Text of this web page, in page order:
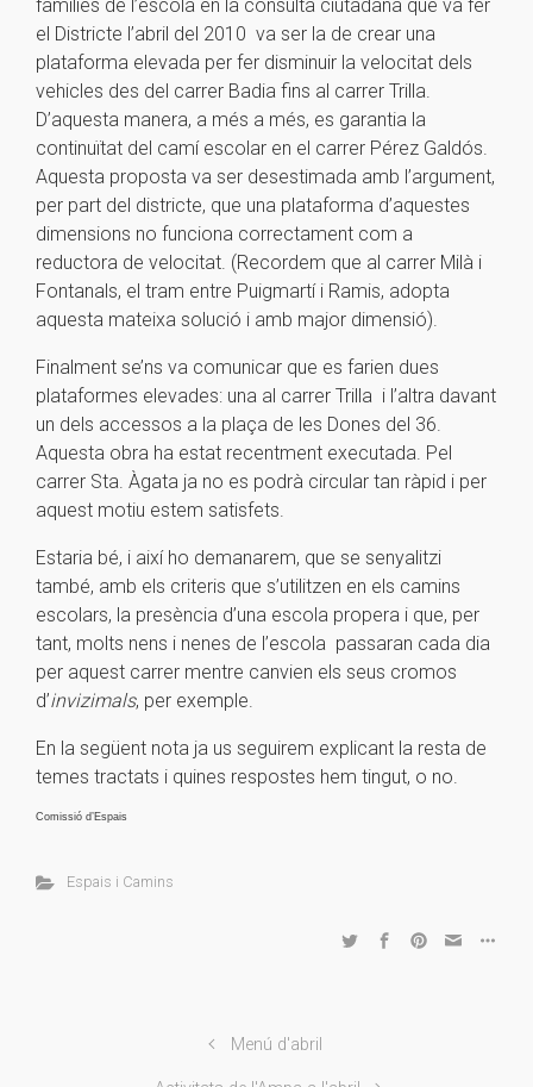
famílies de l’escola en la consulta ciutadana que va fer
el Districte l’abril del 2010 va ser la de crear una
plataforma elevada per fer disminuir la velocitat dels
vehicles des del carrer Badia fins al carrer Trilla.
D’aquesta manera, a més a més, es garantia la
continuïtat del camí escolar en el carrer Pérez Galdós.
Aquesta proposta va ser desestimada amb l’argument,
per part del districte, que una plataforma d’aquestes
dimensions no funciona correctament com a
reductora de velocitat. (Recordem que al carrer Milà i
Fontanals, el tram entre Puigmartí i Ramis, adopta
aquesta mateixa solució i amb major dimensió).
Finalment se’ns va comunicar que es farien dues
plataformes elevades: una al carrer Trilla i l’altra davant
un dels accessos a la plaça de les Dones del 36.
Aquesta obra ha estat recentment executada. Pel
carrer Sta. Àgata ja no es podrà circular tan ràpid i per
aquest motiu estem satisfets.
Estaria bé, i així ho demanarem, que se senyalitzi
també, amb els criteris que s’utilitzen en els camins
escolars, la presència d’una escola propera i que, per
tant, molts nens i nenes de l’escola passaran cada dia
per aquest carrer mentre canvien els seus cromos
d’invizimals, per exemple.
En la següent nota ja us seguirem explicant la resta de
temes tractats i quines respostes hem tingut, o no.
Comissió d’Espais
Espais i Camins
Menú d'abril